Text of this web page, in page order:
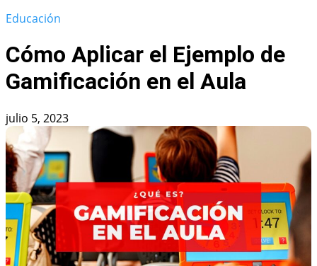
Educación
Cómo Aplicar el Ejemplo de
Gamificación en el Aula
julio 5, 2023